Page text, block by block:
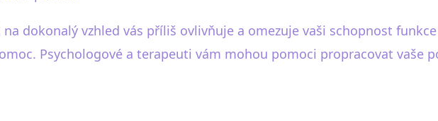
dokonalý vzhled vás příliš ovlivňuje a omezuje vaši schopnost
Psychologové a terapeuti vám mohou pomoci propracovat vaše